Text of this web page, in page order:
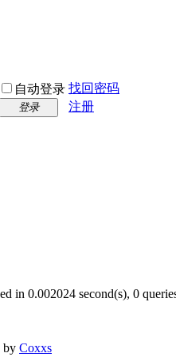
自动登录 找回密码
登录
注册
in 0.002024 second(s), 0
by Coxxs